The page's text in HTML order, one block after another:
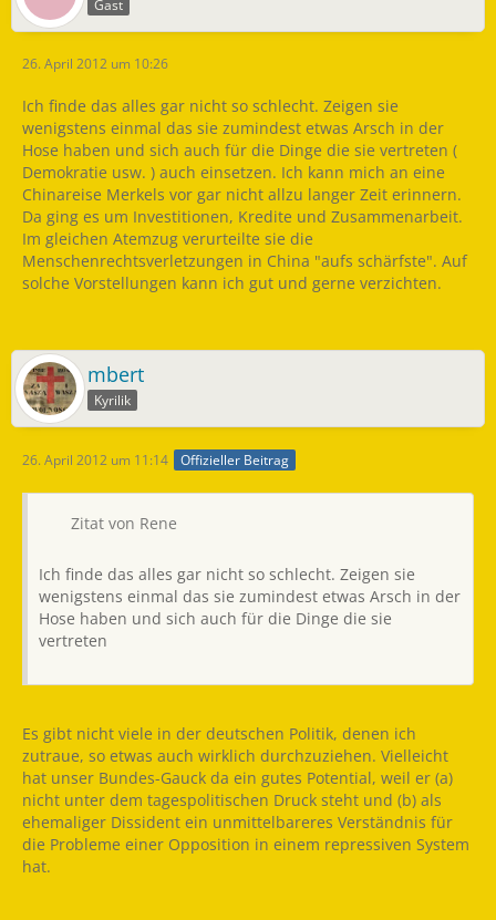
Gast
26. April 2012 um 10:26
Ich finde das alles gar nicht so schlecht. Zeigen sie
wenigstens einmal das sie zumindest etwas Arsch in der
Hose haben und sich auch für die Dinge die sie vertreten (
Demokratie usw. ) auch einsetzen. Ich kann mich an eine
Chinareise Merkels vor gar nicht allzu langer Zeit erinnern.
Da ging es um Investitionen, Kredite und Zusammenarbeit.
Im gleichen Atemzug verurteilte sie die
Menschenrechtsverletzungen in China "aufs schärfste". Auf
solche Vorstellungen kann ich gut und gerne verzichten.
mbert
Kyrilik
26. April 2012 um 11:14 Offizieller Beitrag
Zitat von Rene
Ich finde das alles gar nicht so schlecht. Zeigen sie
wenigstens einmal das sie zumindest etwas Arsch in der
Hose haben und sich auch für die Dinge die sie
vertreten
Es gibt nicht viele in der deutschen Politik, denen ich
zutraue, so etwas auch wirklich durchzuziehen. Vielleicht
hat unser Bundes-Gauck da ein gutes Potential, weil er (a)
nicht unter dem tagespolitischen Druck steht und (b) als
ehemaliger Dissident ein unmittelbareres Verständnis für
die Probleme einer Opposition in einem repressiven System
hat.